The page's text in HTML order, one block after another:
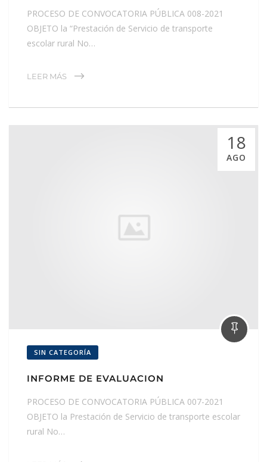
PROCESO DE CONVOCATORIA PÚBLICA 008-2021
OBJETO la “Prestación de Servicio de transporte
escolar rural No…
LEER MÁS
18
AGO
SIN CATEGORÍA
INFORME DE EVALUACION
PROCESO DE CONVOCATORIA PÚBLICA 007-2021
OBJETO la Prestación de Servicio de transporte escolar
rural No…